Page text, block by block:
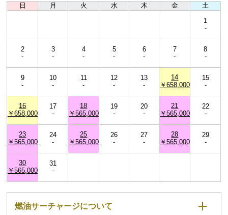
日 月 火 水 木 金 土
1
-
2
-
3
-
4
-
5
-
6
-
7
-
8
-
9
-
10
-
11
-
12
-
13
-
14
￥658,000
15
-
16
￥658,000
17
-
18
￥565,000
19
-
20
-
21
￥565,000
22
-
23
￥565,000
24
-
25
￥565,000
26
-
27
-
28
￥565,000
29
-
30
￥565,000
31
-
燃油サーチャージについて